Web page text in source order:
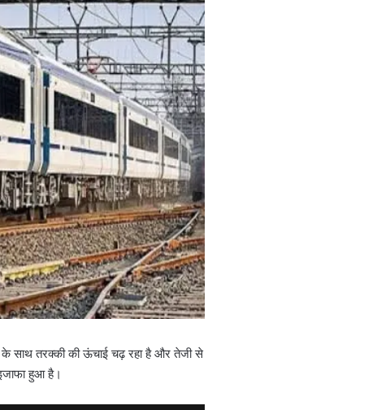
साथ तरक्की की ऊंचाई चढ़ रहा है और तेजी से
हुआ है।